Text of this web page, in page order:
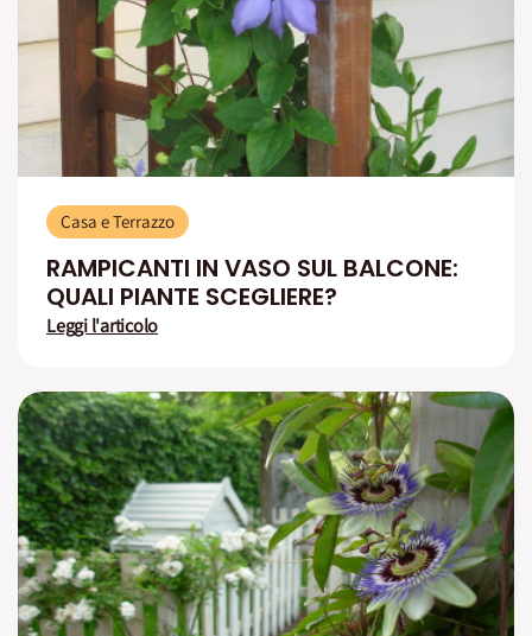
Casa e Terrazzo
RAMPICANTI IN VASO SUL BALCONE:
QUALI PIANTE SCEGLIERE?
Leggi l'articolo